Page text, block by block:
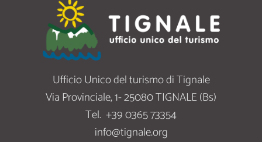
Ufficio Unico del turismo di Tignale
Via Provinciale, 1- 25080 TIGNALE (Bs)
Tel. +39 0365 73354
info@tignale.org